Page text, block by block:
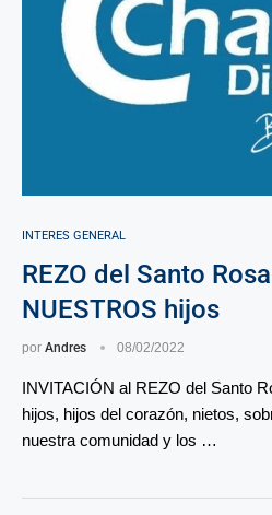
INTERES GENERAL
REZO del Santo
NUESTROS hijos
por Andres 08/02/2022
INVITACIÓN al REZO del Santo
hijos, hijos del corazón, nietos,
nuestra comunidad y los …